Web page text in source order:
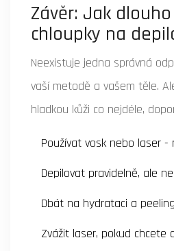
Závěr: Jak
chloupky na
Neexistuje jedna správná
vaší metodě a vašem těle.
hladkou kůži co nejdéle,
Používat vosk nebo laser -
Depilovat pravidelně, ale
Dbát na hydrataci a
Zvážit laser, pokud chcete